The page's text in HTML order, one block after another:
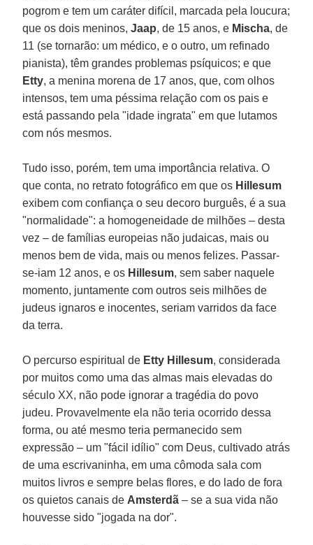
pogrom e tem um caráter difícil, marcada pela loucura;
que os dois meninos,Jaap, de 15 anos, e Mischa, de
11 (se tornarão: um médico, e o outro, um refinado
pianista), têm grandes problemas psíquicos; e que
Etty, a menina morena de 17 anos, que, com olhos
intensos, tem uma péssima relação com os pais e
está passando pela "idade ingrata" em que lutamos
com nós mesmos.
Tudo isso, porém, tem uma importância relativa. O
que conta, no retrato fotográfico em que os Hillesum
exibem com confiança o seu decoro burguês, é a sua
"normalidade": a homogeneidade de milhões – desta
vez – de famílias europeias não judaicas, mais ou
menos bem de vida, mais ou menos felizes. Passar-
se-iam 12 anos, e os Hillesum, sem saber naquele
momento, juntamente com outros seis milhões de
judeus ignaros e inocentes, seriam varridos da face
da terra.
O percurso espiritual de Etty Hillesum, considerada
por muitos como uma das almas mais elevadas do
século XX, não pode ignorar a tragédia do povo
judeu. Provavelmente ela não teria ocorrido dessa
forma, ou até mesmo teria permanecido sem
expressão – um "fácil idílio" com Deus, cultivado atrás
de uma escrivaninha, em uma cômoda sala com
muitos livros e sempre belas flores, e do lado de fora
os quietos canais de Amsterdã– se a sua vida não
houvesse sido "jogada na dor".